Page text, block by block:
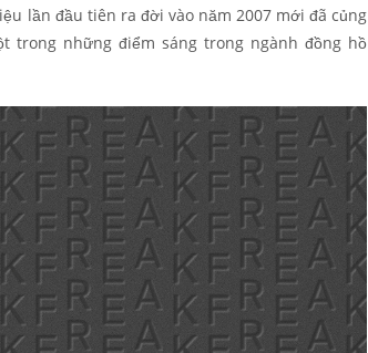
lần đầu tiên ra đời vào năm 2007 mới đã củng
trong những điểm sáng trong ngành đồng hồ